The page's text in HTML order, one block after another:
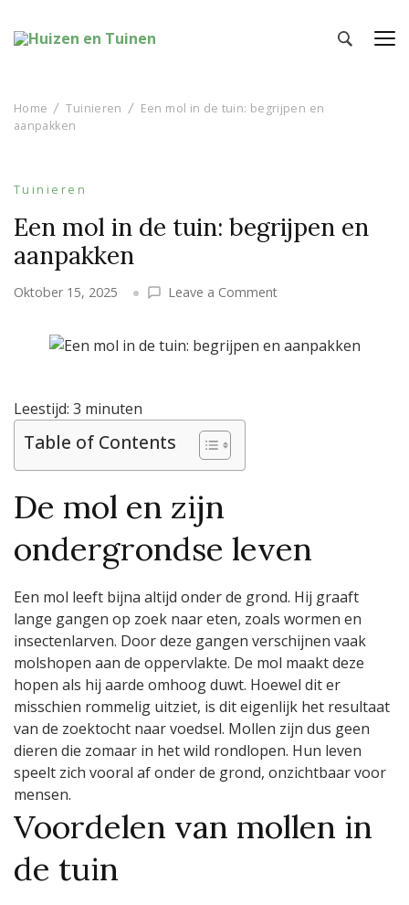
Home Tuinieren
Een mol in de tuin: begrijpen en
aanpakken
Tuinieren
Een mol in de tuin: begrijpen en
aanpakken
Oktober 15, 2025 Leave a Commenton
in
Leestijd: 3 minuten
Table of Contents
De mol en zijn
ondergrondse leven
Een mol leeft bijna altijd onder de grond. Hij graaft
lange gangen op zoek naar eten, zoals wormen en
insectenlarven. Door deze gangen verschijnen vaak
molshopen aan de oppervlakte. De mol maakt deze
hopen als hij aarde omhoog duwt. Hoewel dit er
misschien rommelig uitziet, is dit eigenlijk het resultaat
van de zoektocht naar voedsel. Mollen zijn dus geen
dieren die zomaar in het wild rondlopen. Hun leven
speelt zich vooral af onder de grond, onzichtbaar voor
mensen.
Voordelen van mollen in
de tuin